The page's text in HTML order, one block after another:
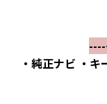
・純正ナビ ・